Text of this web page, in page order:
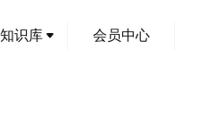
识库 会员中心